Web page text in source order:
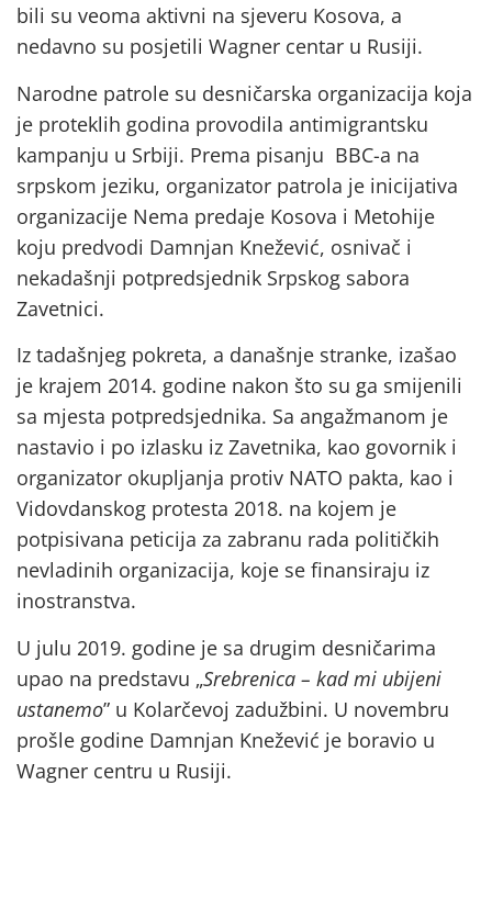
bili su veoma aktivni na sjeveru Kosova, a
nedavno su posjetili Wagner centar u Rusiji.
Narodne patrole su desničarska organizacija koja
je proteklih godina provodila antimigrantsku
kampanju u Srbiji. Prema pisanju BBC-a na
srpskom jeziku, organizator patrola je inicijativa
organizacije Nema predaje Kosova i Metohije
koju predvodi Damnjan Knežević, osnivač i
nekadašnji potpredsjednik Srpskog sabora
Zavetnici.
Iz tadašnjeg pokreta, a današnje stranke, izašao
je krajem 2014. godine nakon što su ga smijenili
sa mjesta potpredsjednika. Sa angažmanom je
nastavio i po izlasku iz Zavetnika, kao govornik i
organizator okupljanja protiv NATO pakta, kao i
Vidovdanskog protesta 2018. na kojem je
potpisivana peticija za zabranu rada političkih
nevladinih organizacija, koje se finansiraju iz
inostranstva.
U julu 2019. godine je sa drugim desničarima
upao na predstavu „Srebrenica – kad mi ubijeni
ustanemo” u Kolarčevoj zadužbini. U novembru
prošle godine Damnjan Knežević je boravio u
Wagner centru u Rusiji.